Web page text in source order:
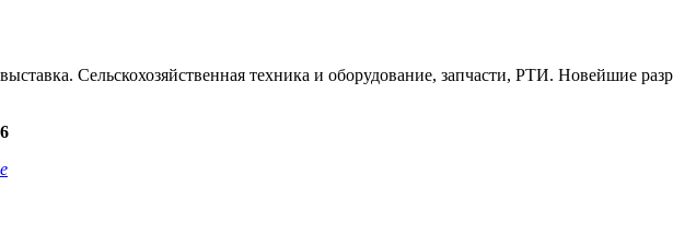
Сельскохозяйственная техника и оборудование, запчасти, РТИ. Новейшие